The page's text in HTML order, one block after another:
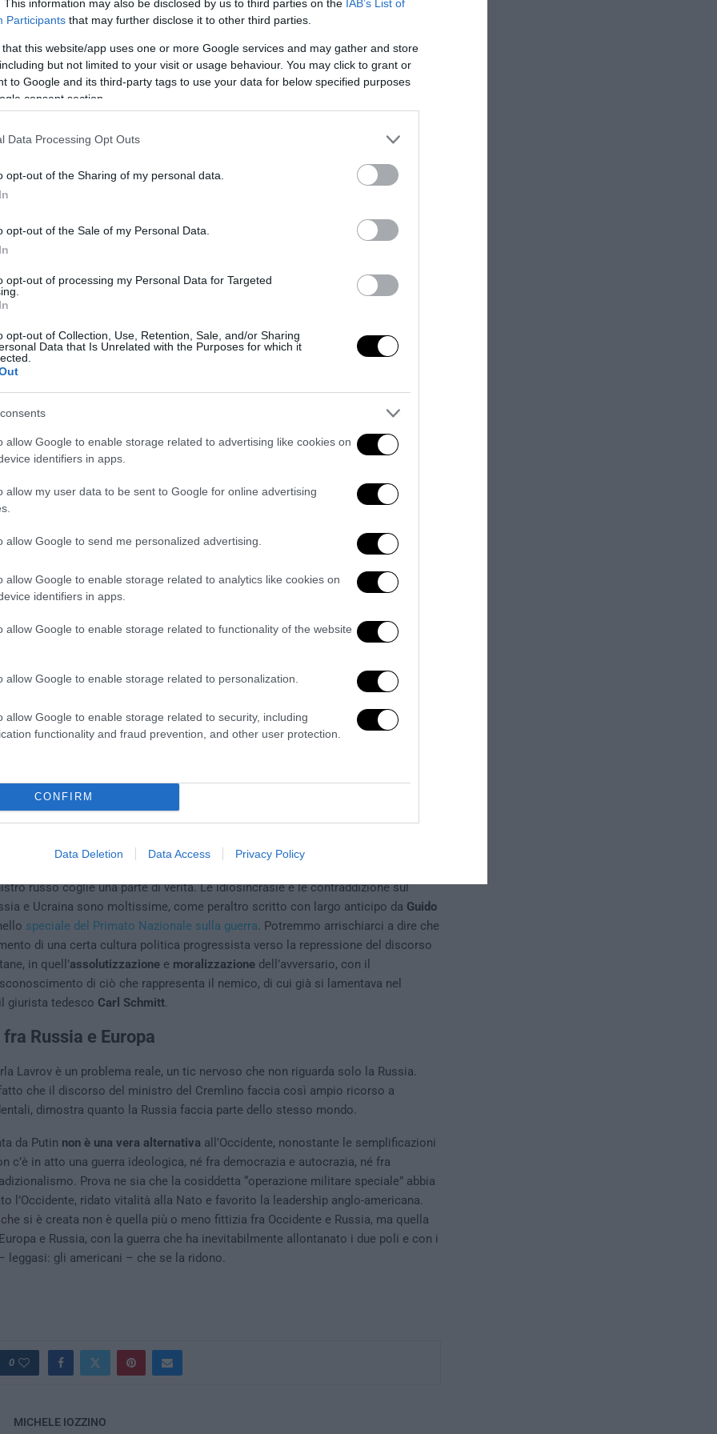
This information may also be disclosed by us to third parties on the IAB’s List of
Participants that may further disclose it to other third parties.
that this website/app uses one or more Google services and may gather and store
but not limited to your visit or usage behaviour. You may click to grant or
to Google and its third-party tags to use your data for below specified purposes
consent section.
Data Processing Opt Outs
opt-out of the Sharing of my personal data.
opt-out of the Sale of my Personal Data.
opt-out of processing my Personal Data for Targeted
opt-out of Collection, Use, Retention, Sale, and/or Sharing
Data that Is Unrelated with the Purposes for which it
allow Google to enable storage related to advertising like cookies on
identifiers in apps.
allow my user data to be sent to Google for online advertising
allow Google to send me personalized advertising.
allow Google to enable storage related to analytics like cookies on
identifiers in apps.
allow Google to enable storage related to functionality of the website
allow Google to enable storage related to personalization.
allow Google to enable storage related to security, including
functionality and fraud prevention, and other user protection.
CONFIRM
Data Deletion Data Access Privacy Policy
il mondo russo. La cultura della cancellazione della Russia e di tutto ciò che
Paese sta già raggiungendo il punto di assurdità».
triplicando, quadruplicando gli sforzi per contenere il nostro Paese,
gamma di strumenti, dalle sanzioni economiche unilaterali alla propaganda
portato ad una sentimento contro la Russia sempre più diffuso: «In molti Paesi
paradossalmente anche la cultura e l’arte russa dei secoli passati: «I classici
Dostoevskij, Tolstoj, Puskin. Anche le figure della cultura e dell’arte
rappresentano la nostra cultura, sono perseguitate. In generale, posso dire
nostrano, fra statue abbattute e polemiche accesissime. Nel farlo utilizza
all’omofobia, alla xenofobia, alla transfobia e quant’altro.
russo coglie una parte di verità. Le idiosincrasie e le contraddizione sul
e Ucraina sono moltissime, come peraltro scritto con largo anticipo da Guido
speciale del Primato Nazionale sulla guerra. Potremmo arrischiarci a dire che
di una certa cultura politica progressista verso la repressione del discorso
in quell’assolutizzazionee moralizzazionedell’avversario, con il
di ciò che rappresenta il nemico, di cui già si lamentava nel
giurista tedesco Carl Schmitt.
Russia e Europa
Lavrov è un problema reale, un tic nervoso che non riguarda solo la Russia.
che il discorso del ministro del Cremlino faccia così ampio ricorso a
dimostra quanto la Russia faccia parte dello stesso mondo.
da Putin non è una vera alternativa all’Occidente, nonostante le semplificazioni
c’è in atto una guerra ideologica, né fra democrazia e autocrazia, né fra
Prova ne sia che la cosiddetta “operazione militare speciale” abbia
l’Occidente, ridato vitalità alla Nato e favorito la leadership anglo-americana.
che si è creata non è quella più o meno fittizia fra Occidente e Russia, ma quella
e Russia, con la guerra che ha inevitabilmente allontanato i due poli e con i
leggasi: gli americani – che se la ridono.
0
MICHELE IOZZINO